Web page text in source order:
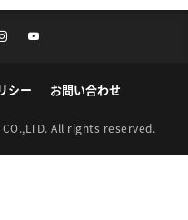
シー お問い合わせ
All rights reserved.